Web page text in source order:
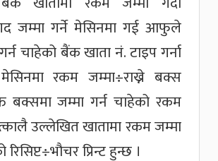
जम्मा गर्ने मेसिनमा गई आफुले
चाहेको बैंक खाता नं. टाइप गर्ना
रकम जम्मा÷राख्ने बक्स
बक्समा जम्मा गर्न चाहेको रकम
उल्लेखित खातामा रकम जम्मा
प्रिन्ट हुन्छ ।